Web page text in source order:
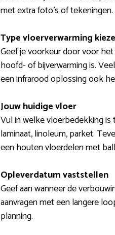
met extra foto’s of tekeningen.
Type vloerverwarming
Geef je voorkeur door voor
hoofd- of bijverwarming is.
een infrarood oplossing ook
Jouw huidige vloer
Vul in welke vloerbedekking
laminaat, linoleum, parket.
een houten vloerdelen met
Opleverdatum vaststellen
Geef aan wanneer de
aanvragen met een langere
planning.